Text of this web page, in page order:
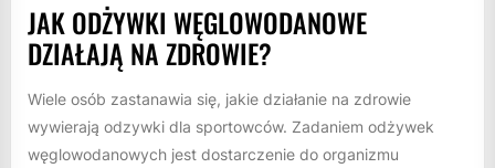
JAK ODŻYWKI WĘGLOWODANOWE
DZIAŁAJĄ NA ZDROWIE?
Wiele osób zastanawia się, jakie działanie na zdrowie
wywierają odzywki dla sportowców. Zadaniem odżywek
węglowodanowych jest dostarczenie do organizmu